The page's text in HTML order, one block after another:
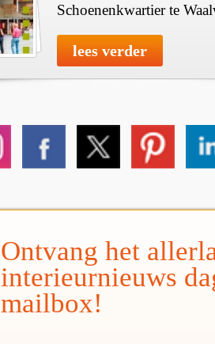
Schoenenkwartier te
lees verder
Ontvang het
interieurnieuws
mailbox!